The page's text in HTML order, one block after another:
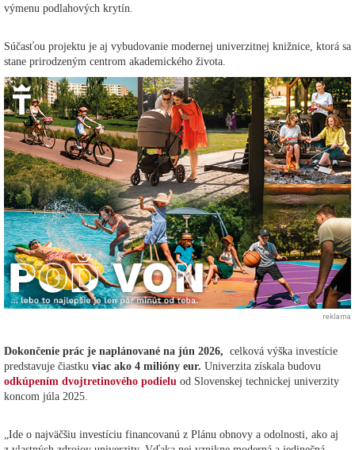
výmenu podlahových krytín.
Súčasťou projektu je aj vybudovanie modernej univerzitnej knižnice, ktorá sa
stane prirodzeným centrom akademického života.
reklama
Dokončenie prác je naplánované na jún 2026, celková výška investície
predstavuje čiastku viac ako 4 milióny eur. Univerzita získala budovu
odkúpením dvojtretinového podielu od Slovenskej technickej univerzity
koncom júla 2025.
„Ide o najväčšiu investíciu financovanú z Plánu obnovy a odolnosti, ako aj